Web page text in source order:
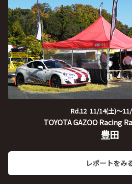
Rd.12 11/14(土)～
TOYOTA GAZOO Racing
豊田
レポートをみ